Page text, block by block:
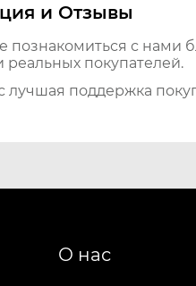
и Отзывы
познакомиться с
реальных покупателей.
лучшая поддержка
О нас